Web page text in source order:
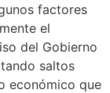
factores
el
del Gobierno
saltos
económico que